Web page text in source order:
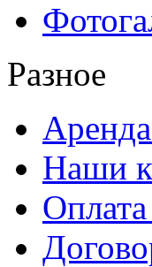
Разное
Наши